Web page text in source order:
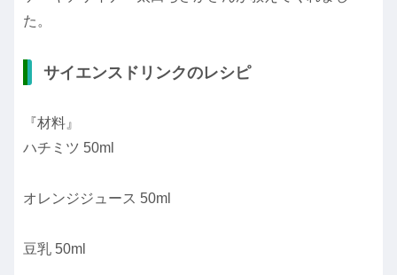
た。
サイエンスドリンクのレシピ
『材料』
ハチミツ 50ml
オレンジジュース 50ml
豆乳 50ml